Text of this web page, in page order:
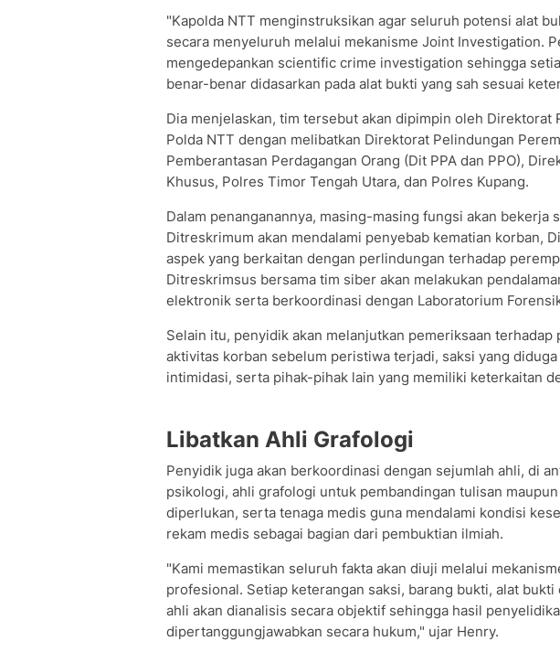
"Kapolda NTT menginstruksikan agar seluruh potensi alat
secara menyeluruh melalui mekanisme Joint Investigation.
mengedepankan scientific crime investigation sehingga
benar-benar didasarkan pada alat bukti yang sah sesuai
Dia menjelaskan, tim tersebut akan dipimpin oleh Direktorat
Polda NTT dengan melibatkan Direktorat Pelindungan
Pemberantasan Perdagangan Orang (Dit PPA dan PPO),
Khusus, Polres Timor Tengah Utara, dan Polres Kupang.
Dalam penanganannya, masing-masing fungsi akan bekerja
Ditreskrimum akan mendalami penyebab kematian korban,
aspek yang berkaitan dengan perlindungan terhadap
Ditreskrimsus bersama tim siber akan melakukan
elektronik serta berkoordinasi dengan Laboratorium
Selain itu, penyidik akan melanjutkan pemeriksaan terhadap
aktivitas korban sebelum peristiwa terjadi, saksi yang
intimidasi, serta pihak-pihak lain yang memiliki keterkaitan
Libatkan Ahli Grafologi
Penyidik juga akan berkoordinasi dengan sejumlah ahli, di
psikologi, ahli grafologi untuk pembandingan tulisan
diperlukan, serta tenaga medis guna mendalami kondisi
rekam medis sebagai bagian dari pembuktian ilmiah.
"Kami memastikan seluruh fakta akan diuji melalui
profesional. Setiap keterangan saksi, barang bukti, alat
ahli akan dianalisis secara objektif sehingga hasil
dipertanggungjawabkan secara hukum," ujar Henry.